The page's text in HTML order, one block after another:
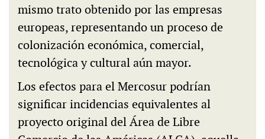
mismo trato obtenido por las empresas
europeas, representando un proceso de
colonización económica, comercial,
tecnológica y cultural aún mayor.
Los efectos para el Mercosur podrían
significar incidencias equivalentes al
proyecto original del Área de Libre